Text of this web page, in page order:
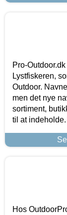
Pro-
Lystfiskeren,
Outdoor.
men det nye
sortiment,
til at
Hos